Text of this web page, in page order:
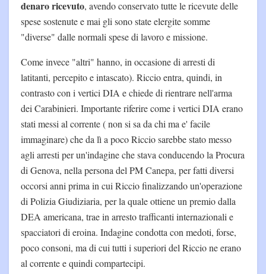
denaro ricevuto, avendo conservato tutte le ricevute delle
spese sostenute e mai gli sono state elergite somme
"diverse" dalle normali spese di lavoro e missione.
Come invece "altri" hanno, in occasione di arresti di
latitanti, percepito e intascato). Riccio entra, quindi, in
contrasto con i vertici DIA e chiede di rientrare nell'arma
dei Carabinieri. Importante riferire come i vertici DIA erano
stati messi al corrente ( non si sa da chi ma e' facile
immaginare) che da lì a poco Riccio sarebbe stato messo
agli arresti per un'indagine che stava conducendo la Procura
di Genova, nella persona del PM Canepa, per fatti diversi
occorsi anni prima in cui Riccio finalizzando un'operazione
di Polizia Giudiziaria, per la quale ottiene un premio dalla
DEA americana, trae in arresto trafficanti internazionali e
spacciatori di eroina. Indagine condotta con medoti, forse,
poco consoni, ma di cui tutti i superiori del Riccio ne erano
al corrente e quindi compartecipi.